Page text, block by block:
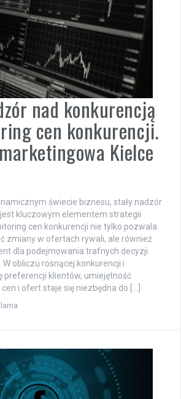
nad konkurencją
cen konkurencji.
Kielce
świecie biznesu, stały nadzór
kluczowym elementem strategii
cen konkurencji nie tylko pozwala
zmiany w ofertach rywali, ale również
dla podejmowania trafnych decyzji
obliczu rosnącej konkurencji i
preferencji klientów, umiejętność
i ofert staje się niezbędna do […]